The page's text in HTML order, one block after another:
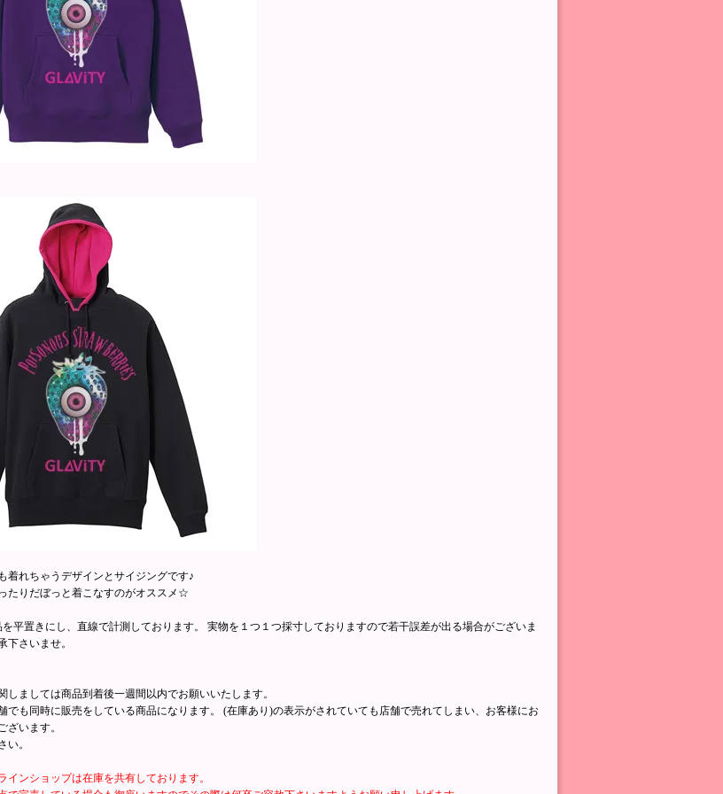
着れちゃうデザインとサイジングです♪
たりだぼっと着こなすのがオススメ☆
平置きにし、直線で計測しております。 実物を１つ１つ採寸しておりますので若干誤差が出る場合がございま
下さいませ。
しましては商品到着後一週間以内でお願いいたします。
でも同時に販売をしている商品になります。 (在庫あり)の表示がされていても店舗で売れてしまい、お客様にお
ざいます。
い。
ンショップは在庫を共有しております。